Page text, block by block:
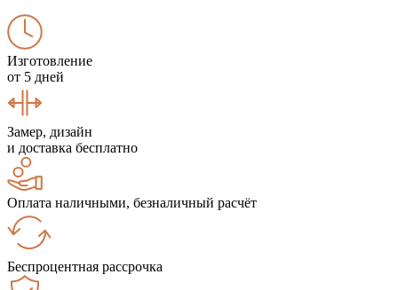
Изготовление
от 5 дней
Замер, дизайн
и доставка бесплатно
Оплата наличными, безналичный расчёт
Беспроцентная рассрочка